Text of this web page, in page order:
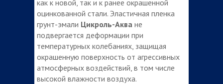
как к новой, так и к ранее окрашенной
оцинкованной стали. Эластичная пленка
грунт-эмали Цикроль-Аква не
подвергается деформации при
температурных колебаниях, защищая
окрашенную поверхность от агрессивных
атмосферных воздействий, в том числе
высокой влажности воздуха.